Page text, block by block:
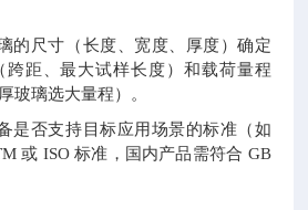
的尺寸（长度、宽度、厚度）确定
跨距、最大试样长度）和载荷量程
玻璃选大量程）。
是否支持目标应用场景的标准（如
或 ISO 标准，国内产品需符合 GB